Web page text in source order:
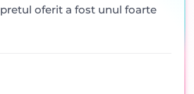
oferit a fost unul foarte